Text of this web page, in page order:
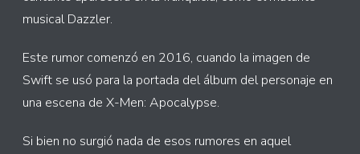
musical Dazzler.
Este rumor comenzó en 2016, cuando la imagen de
Swift se usó para la portada del álbum del personaje en
una escena de X-Men: Apocalypse.
Si bien no surgió nada de esos rumores en aquel